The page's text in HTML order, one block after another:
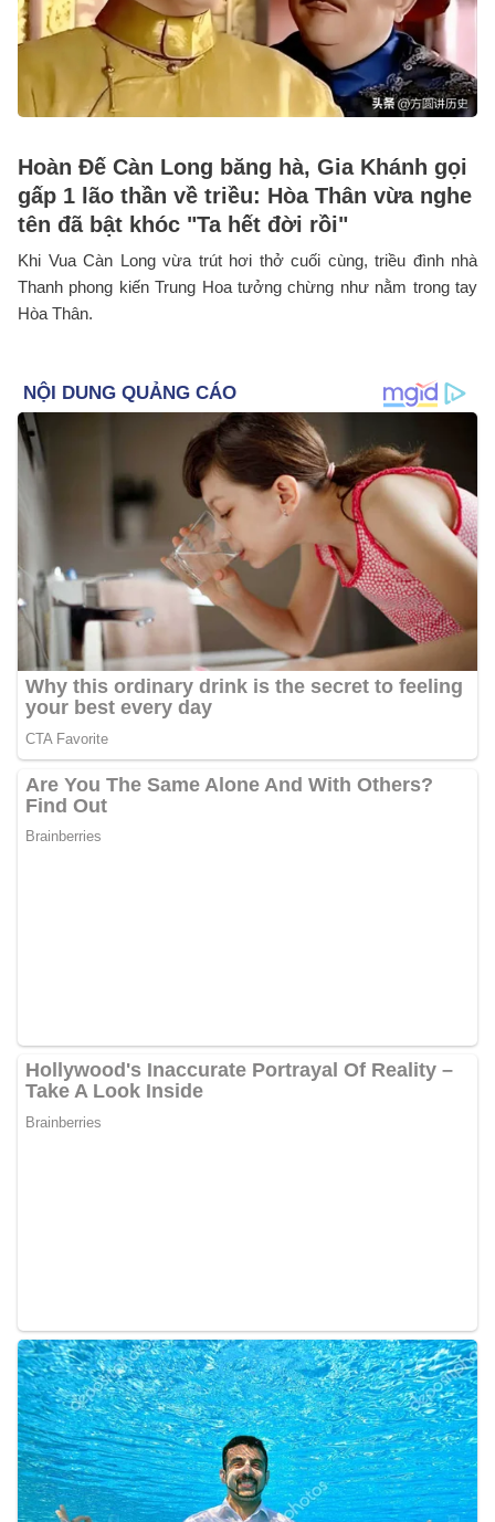
Hoàn Đế Càn Long băng hà, Gia Khánh gọi
gấp 1 lão thần về triều: Hòa Thân vừa nghe
tên đã bật khóc "Ta hết đời rồi"
Khi Vua Càn Long vừa trút hơi thở cuối cùng, triều đình nhà
Thanh phong kiến Trung Hoa tưởng chừng như nằm trong tay
Hòa Thân.